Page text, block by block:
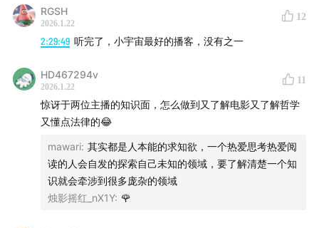
检察官说：我本来有理由起诉
关于测谎
第22条军规
前车之鉴：大人制造的冤案
保姆的证词
纪录片的引导性
摩西·法罗的博客文章
宋宜的话有说服力吗？
法罗的疯女人叙事
艾伦到底冤不冤？
义思想。而这种思想在逻辑层面实际上反倒与他们想追求的
“平等”的背道而驰的。因为基拉尔在这里指出的便是——比
自由更重要的是，如果获得享受自由的能力。也就是说，并
不是人人都有享受平等，并且发展自我的能力。而由继承或
者表演获得的自由，有可能会是一剂心灵毒药。所以我现在
越来越觉得，相较于争取权力，不如先培养”自我的义务“这
一社会意识。如何承认自己的义务，并且主动承担和付出，
受自由的能力的一种方式。
RGSH
2026.1.22
12
2:29:49 听完了，小宇宙最好的播客，没有之一
HD467294v
2026.1.22
11
惊讶于两位主播的知识面，怎么做到又了解电影又了解哲学
又懂点法律的😂
mawari: 其实都是人本能的求知欲，一个热爱思考热爱阅
读的人会自发的探索自己未知的领域，要了解清楚一个知
识就会牵涉到很多庞杂的领域
烛影摇红_nX1Y: 🌹